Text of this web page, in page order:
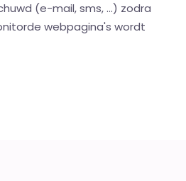
(e-mail, sms, ...) zodra
webpagina's wordt